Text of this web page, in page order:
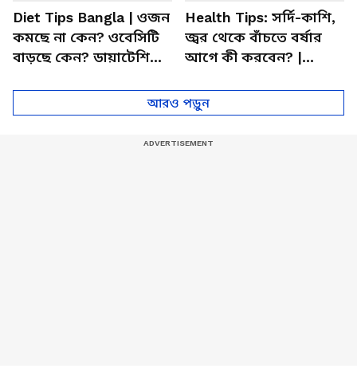
Diet Tips Bangla | ওজন
কমছে না কেন? ওবেসিটি
বাড়ছে কেন? ডায়াটেশিয়ান
Health Tips: সর্দি-কাশি,
জ্বর থেকে বাঁচতে বর্ষার
আগে কী করবেন? |
Cough
আরও পড়ুন